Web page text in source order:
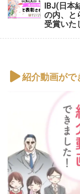
IBJ(日本
の内、と
受賞いた
紹介動画がで